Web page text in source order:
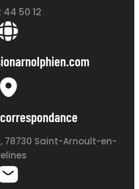
44 50 12
78730 Saint-Arnoult-en-